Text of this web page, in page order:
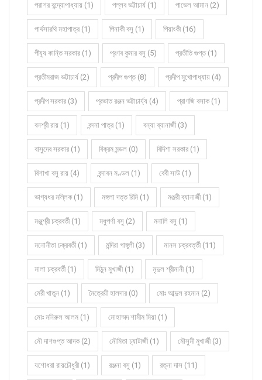
পরাশর বন্দ্যোপাধ্যায় (1) পল্লব ভট্টাচার্য (1) পাভেল আমান (2)
পার্থসারথি মহাপাত্র (1) পিনাকী বসু (1) পিয়াংকী (16)
পীযূষ কান্তি সরকার (1) প্রণব কুমার বসু (5) প্রতীতি গুপ্ত (1)
প্রতীমরাজ ভট্টাচার্য (2) প্রদীপ গুপ্ত (8) প্রদীপ মুখোপাধ্যায় (4)
প্রদীপ সরকার (3) প্রভাত রঞ্জন ভট্টাচার্য্য (4) প্রাণজি বসাক (1)
বনশ্রী রায় (1) বন্দনা পাত্র (1) বন্যা ব্যানার্জী (3)
বাসুদেব সরকার (1) বিক্রম মন্ডল (0) বিদিশা সরকার (1)
বিশাখা বসু রায় (4) বৃন্দাবন মণ্ডল (1) বেবী সাউ (1)
ভাগ্যধর মল্লিক (1) মঙ্গলা দত্ত রিমি (1) মঞ্জরী ব্যানার্জী (1)
মঞ্জুশ্রী চক্রবর্তী (1) মধুপর্ণা বসু (2) মনালি বসু (1)
মনোনীতা চক্রবর্তী (1) মন্দিরা গাঙ্গুলী (3) মানস চক্রবর্ত্তী (11)
মালা চক্রবর্তী (1) মিঠুন মুখার্জী (1) মৃদুল শ্রীমানী (1)
মেরী খাতুন (1) মৈত্রেয়ী হালদার (0) মোঃ আব্দুল রহমান (2)
মোঃ মনিরুল আলম (1) মোহাম্মদ শামীম মিয়া (1)
মৌ দাশগুপ্ত আদক (2) মৌমিতা চ্যাটার্জী (1) মৌসুমী মুখার্জী (3)
যশোধরা রায়চৌধুরী (1) রঞ্জনা বসু (1) রত্না দাস (11)